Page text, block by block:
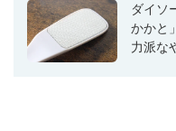
ダイソ
かかと
力派な